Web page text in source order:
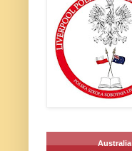
Australia